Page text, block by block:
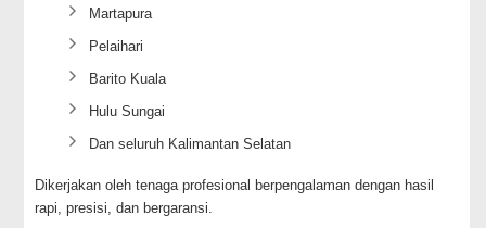
Martapura
Pelaihari
Barito Kuala
Hulu Sungai
Dan seluruh Kalimantan Selatan
Dikerjakan oleh tenaga profesional berpengalaman dengan hasil
rapi, presisi, dan bergaransi.